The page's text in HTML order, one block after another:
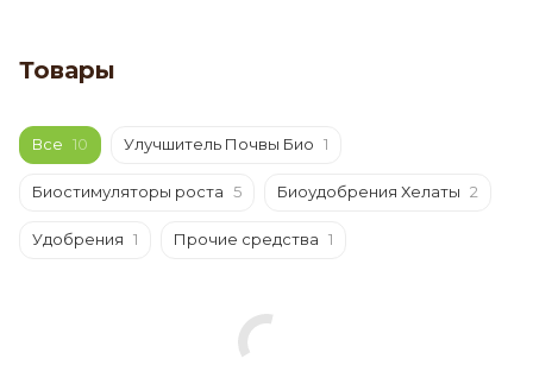
Товары
Все 10 Улучшитель Почвы Био 1
Биостимуляторы роста 5 Биоудобрения Хелаты 2
Удобрения 1 Прочие средства 1